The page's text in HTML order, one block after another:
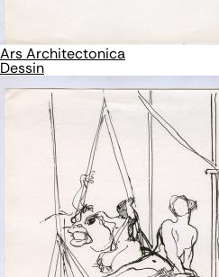
Ars Architectonica
Dessin